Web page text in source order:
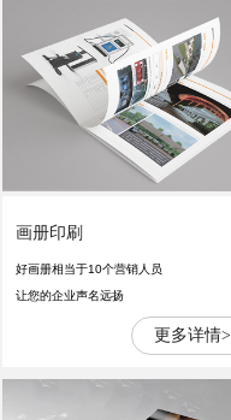
画册印刷
好画册相当于10个营销人员
让您的企业声名远扬
更多详情>